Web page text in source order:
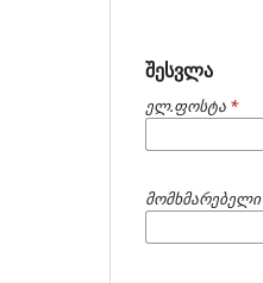
შესვლა
ელ.ფოსტა *
მომხმარებელი